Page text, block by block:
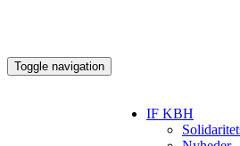
Toggle navigation
IF KBH